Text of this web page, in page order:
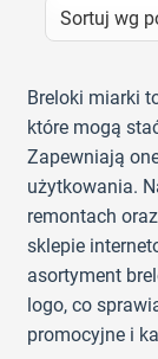
Breloki miarki
które mogą
Zapewniają
użytkowania.
remontach
sklepie
asortyment
logo, co
promocyjne i